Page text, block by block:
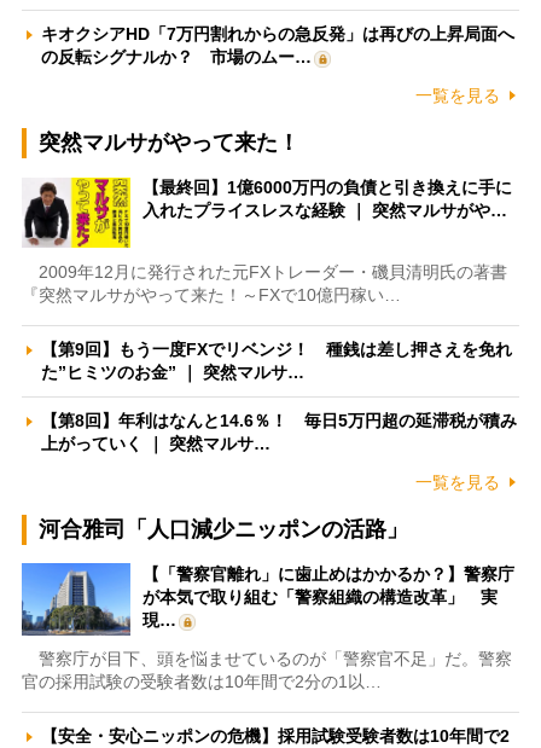
キオクシアHD「7万円割れからの急反発」は再びの上昇局面へ
の反転シグナルか？ 市場のムー…
一覧を見る
突然マルサがやって来た！
【最終回】1億6000万円の負債と引き換えに手に
入れたプライスレスな経験 ｜ 突然マルサがや…
2009年12月に発行された元FXトレーダー・磯貝清明氏の著書
『突然マルサがやって来た！～FXで10億円稼い…
【第9回】もう一度FXでリベンジ！ 種銭は差し押さえを免れ
た”ヒミツのお金” ｜ 突然マルサ…
【第8回】年利はなんと14.6％！ 毎日5万円超の延滞税が積み
上がっていく ｜ 突然マルサ…
一覧を見る
河合雅司「人口減少ニッポンの活路」
【「警察官離れ」に歯止めはかかるか？】警察庁
が本気で取り組む「警察組織の構造改革」 実
現…
警察庁が目下、頭を悩ませているのが「警察官不足」だ。警察
官の採用試験の受験者数は10年間で2分の1以…
【安全・安心ニッポンの危機】採用試験受験者数は10年間で2